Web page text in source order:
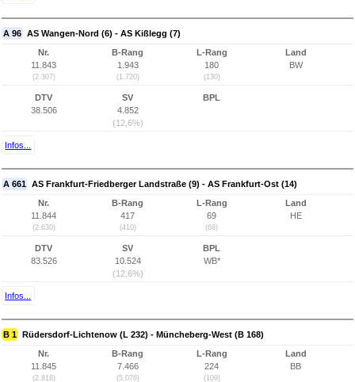
A 96 AS Wangen-Nord (6) - AS Kißlegg (7)
Nr.
11.843
(2.307)
B-Rang
1.943
(1.720)
L-Rang
180
(130)
Land
BW
DTV
38.506
SV
4.852
(12,6%)
BPL
Infos...
A 661 AS Frankfurt-Friedberger Landstraße (9) - AS Frankfurt-Ost (14)
Nr.
11.844
(2.630)
B-Rang
417
(410)
L-Rang
69
(68)
Land
HE
DTV
83.526
SV
10.524
(12,6%)
BPL
WB*
Infos...
B 1 Rüdersdorf-Lichtenow (L 232) - Müncheberg-West (B 168)
Nr.
11.845
(2.818)
B-Rang
7.466
(5.076)
L-Rang
224
(109)
Land
BB